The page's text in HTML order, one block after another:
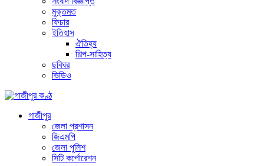
মুক্তমত
ফিচার
ইতিহাস
ঐতিহ্য
শিল্প-সাহিত্য
ছবিঘর
ভিডিও
গাজীপুর
জেলা প্রশাসন
জিএমপি
জেলা পুলিশ
সিটি কর্পোরেশন